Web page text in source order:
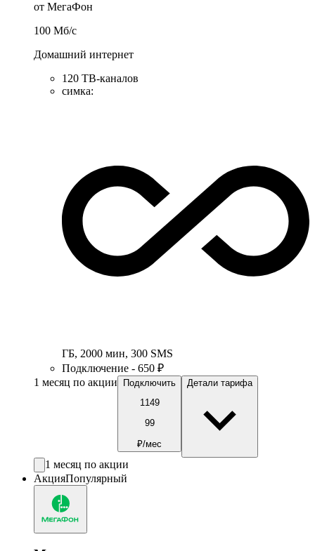
от МегаФон
100 Мб/c
Домашний интернет
120 ТВ-каналов
симка:
ГБ, 2000 мин, 300 SMS
Подключение - 650 ₽
1 месяц по акции
Подключить
1149
99
₽/мес
Детали тарифа
1 месяц по акции
АкцияПопулярный